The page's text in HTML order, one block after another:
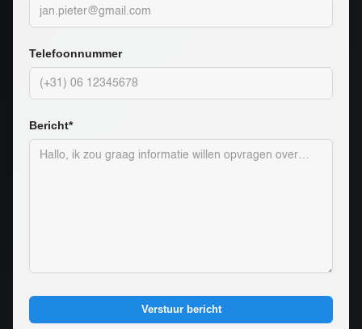
Telefoonnummer
Bericht*
Verstuur bericht